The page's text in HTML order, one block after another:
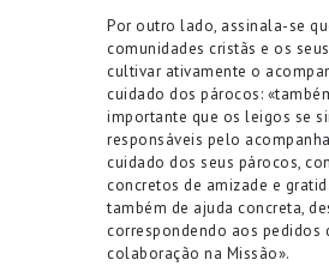
Por outro lado, assinala-se
comunidades cristãs e os
cultivar ativamente o
cuidado dos párocos:
importante que os leigos se
responsáveis pelo
cuidado dos seus párocos,
concretos de amizade e
também de ajuda concreta,
correspondendo aos pedidos
colaboração na Missão».